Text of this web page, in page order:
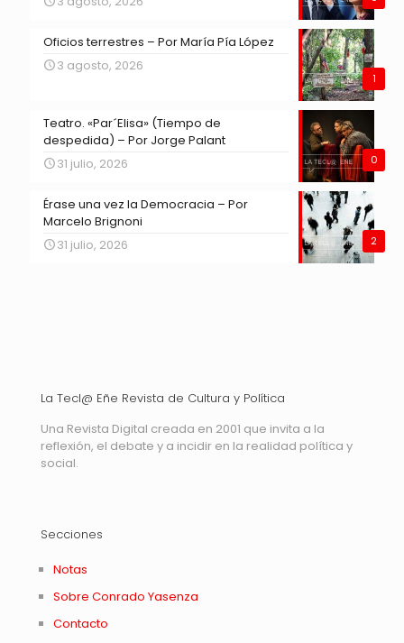
1
Oficios terrestres – Por María Pía López
3 agosto, 2026
0
Teatro. «Par´Elisa» (Tiempo de
despedida) – Por Jorge Palant
31 julio, 2026
2
Érase una vez la Democracia – Por
Marcelo Brignoni
31 julio, 2026
La Tecl@ Eñe Revista de Cultura y Política
Una Revista Digital creada en 2001 que invita a la
reflexión, el debate y a incidir en la realidad política y
social.
Secciones
Notas
Sobre Conrado Yasenza
Contacto